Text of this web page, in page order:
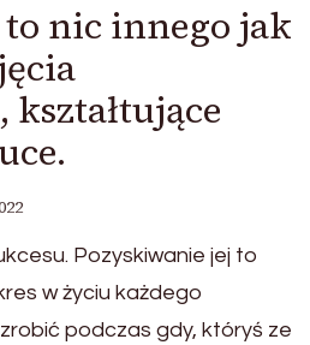
nic innego jak
kształtujące
Pozyskiwanie jej to
w życiu każdego
podczas gdy, któryś ze